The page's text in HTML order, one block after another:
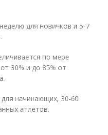
для новичков и 5-7
по мере
30% и до 85% от
начинающих, 30-60
атлетов.